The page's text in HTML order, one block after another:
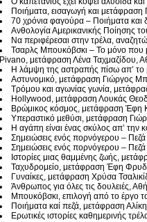
Ποιήματα, εισαγωγή και
70 χρόνια φαγούρα – Ποιήματα
Ανθολογία Αμερικανικής Ποίησης
Να περιφέρεσαι στην τρέλα,
Τσαρλς Μπουκόβσκι – Το μόνο που
Pivano, μετάφραση Λένα Ταχμαζίδου,
Η λάμψη της αστραπής πίσω απ’
Αστυνομικό, μετάφραση Γιώργος
Τρόμου και αγωνίας γωνία,
Hollywood, μετάφραση Λουκάς
Βρώμικος κόσμος, μετάφραση Έφη
Υπεραστικό μεθύσι, μετάφραση
Η αγάπη είναι ένας σκύλος απ’
Σημειώσεις ενός πορνόγερου –
Σημειώσεις ενός πορνόγερου –
Ιστορίες μιας θαμμένης ζωής,
Ταχυδρομείο, μετάφραση Έφη
Γυναίκες, μετάφραση Χρύσα
Άνθρωπος για όλες τις δουλειές,
Μπουκόβσκι, επιλογή από το έργο
Ποιήματα καί πεζά, μετάφραση
Ερωτικές ιστορίες καθημερινής